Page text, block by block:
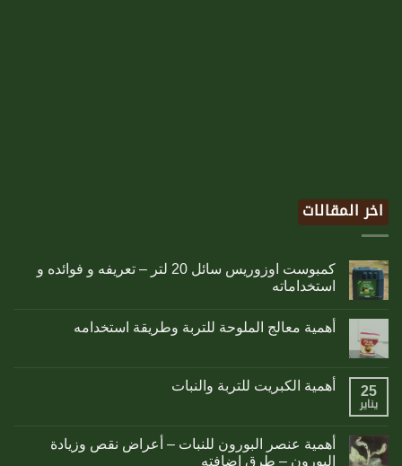
اخر المقالات
كمبوست اوزوريس سائل 20 لتر – تعريفه و فوائده و
استخداماته
أهمية معالج الملوحة للتربة وطريقة استخدامه
25
يناير
أهمية الكبريت للتربة والنبات
أهمية عنصر البورون للنبات – أعراض نقص وزيادة
البورون – طرق إضافته